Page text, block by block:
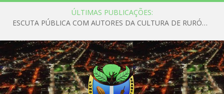
ÚLTIMAS PUBLICAÇÕES:
ESCUTA PÚBLICA COM AUTORES DA CULTURA DE RURÓPOLIS